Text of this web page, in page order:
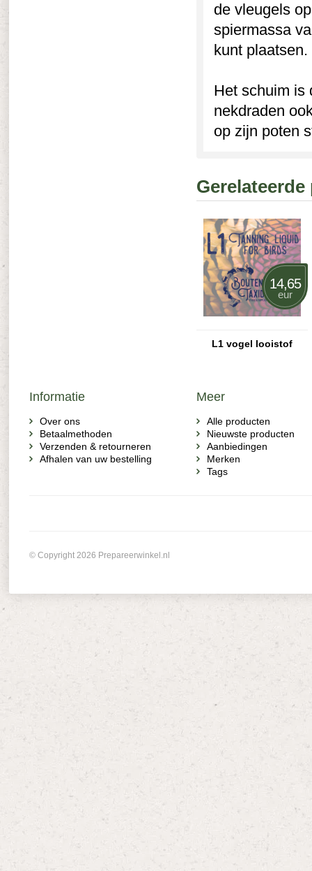
de vleugels
spiermassa
kunt plaatsen.
Het schuim is
nekdraden
op zijn poten
14,65
eur
L1 vogel looistof
Informatie
Over ons
Betaalmethoden
Verzenden & retourneren
Afhalen van uw bestelling
Meer
Alle producten
Nieuwste producten
Aanbiedingen
Merken
Tags
© Copyright 2026 Prepareerwinkel.nl